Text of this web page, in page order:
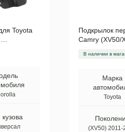
Toyota
Подкрылок
Camry (XV50/
В наличии в
Марка
Toyota
(XV50) 2011-